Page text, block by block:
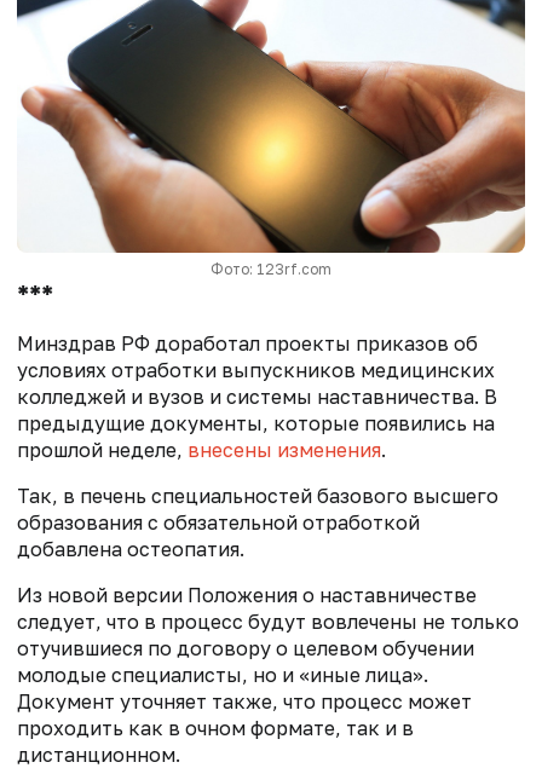
Фото: 123rf.com
***
Минздрав РФ доработал проекты приказов об
условиях отработки выпускников медицинских
колледжей и вузов и системы наставничества. В
предыдущие документы, которые появились на
прошлой неделе, внесены изменения.
Так, в печень специальностей базового высшего
образования с обязательной отработкой
добавлена остеопатия.
Из новой версии Положения о наставничестве
следует, что в процесс будут вовлечены не только
отучившиеся по договору о целевом обучении
молодые специалисты, но и «иные лица».
Документ уточняет также, что процесс может
проходить как в очном формате, так и в
дистанционном.